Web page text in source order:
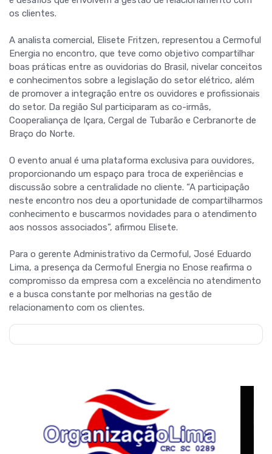
os clientes.
A analista comercial, Elisete Fritzen, representou a Cermoful
Energia no encontro, que teve como objetivo compartilhar
boas práticas entre as ouvidorias do Brasil, nivelar conceitos
e conhecimentos sobre a legislação do setor elétrico, além
de promover a integração entre os ouvidores e profissionais
do setor. Da região Sul participaram as co-irmãs,
Cooperaliança de Içara, Cergal de Tubarão e Cerbranorte de
Braço do Norte.
O evento anual é uma plataforma exclusiva para ouvidores,
proporcionando um espaço para troca de experiências e
discussão sobre a centralidade no cliente. “A participação
neste encontro nos deu a oportunidade de compartilharmos
conhecimento e buscarmos novidades para o atendimento
aos nossos associados”, afirmou Elisete.
Para o gerente Administrativo da Cermoful, José Eduardo
Lima, a presença da Cermoful Energia no Enose reafirma o
compromisso da empresa com a excelência no atendimento
e a busca constante por melhorias na gestão de
relacionamento com os clientes.